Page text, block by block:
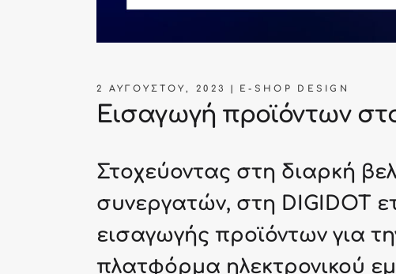
2 ΑΥΓΟΎΣΤΟΥ, 2023 E-SHOP DESIGN
Εισαγωγή προϊόντων
Στοχεύοντας στη διαρκή
συνεργατών, στη DIGIDOT
εισαγωγής προϊόντων για
πλατφόρμα ηλεκτρονικού